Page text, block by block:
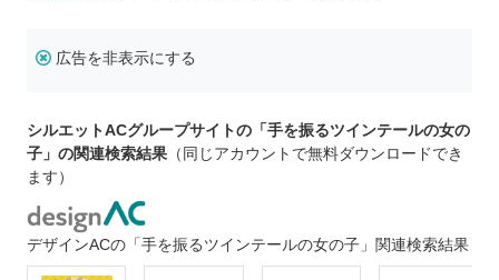
広告を非表示にする
シルエットACグループサイトの「手を振るツインテールの女の
子」の関連検索結果 （同じアカウントで無料ダウンロードでき
ます）
デザインACの「手を振るツインテールの女の子」関連検索結果